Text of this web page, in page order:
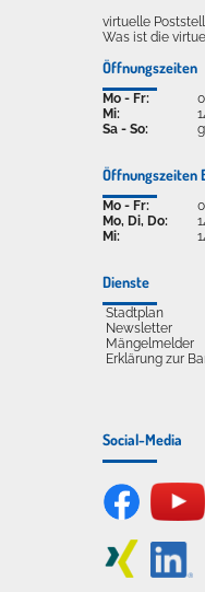
virtuelle
Was ist die
Öffnungszeiten
Mo - Fr:
Mi:
Sa - So:
Öffnungszeiten
Mo - Fr:
Mo, Di, Do:
Mi:
Dienste
Stadtplan
Newsletter
Mängelmelder
Erklärung zur
Social-Media